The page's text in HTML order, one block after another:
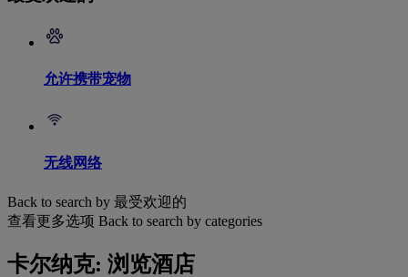
允许携带宠物
无线网络
Back to search by 最受欢迎的
查看更多选项 Back to search by categories
卡尔纳克: 浏览酒店